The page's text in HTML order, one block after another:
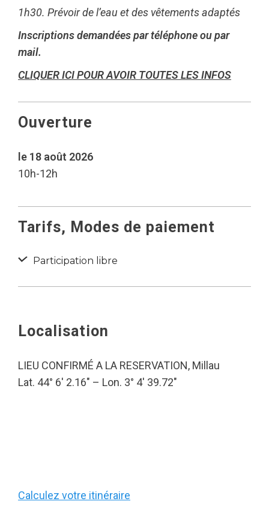
1h30. Prévoir de l’eau et des vêtements adaptés
Inscriptions demandées par téléphone ou par
mail.
CLIQUER ICI POUR AVOIR TOUTES LES INFOS
Ouverture
le 18 août 2026
10h-12h
Tarifs, Modes de paiement
Participation libre
Localisation
LIEU CONFIRMÉ A LA RESERVATION, Millau
Lat. 44° 6′ 2.16″ – Lon. 3° 4′ 39.72″
Calculez votre itinéraire